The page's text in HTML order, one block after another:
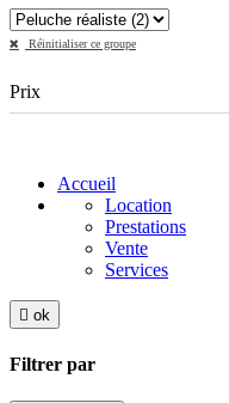
Réinitialiser ce groupe
Prix
Accueil
Location
Prestations
Vente
Services
 ok
Filtrer par